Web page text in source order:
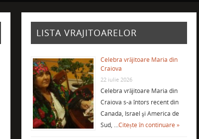
LISTA VRAJITOARELOR
Celebra vrăjitoare Maria din
Craiova
22 iulie 2026
Celebra vrăjitoare Maria din
Craiova s-a întors recent din
Canada, Israel şi America de
Sud, …Citește în continuare »